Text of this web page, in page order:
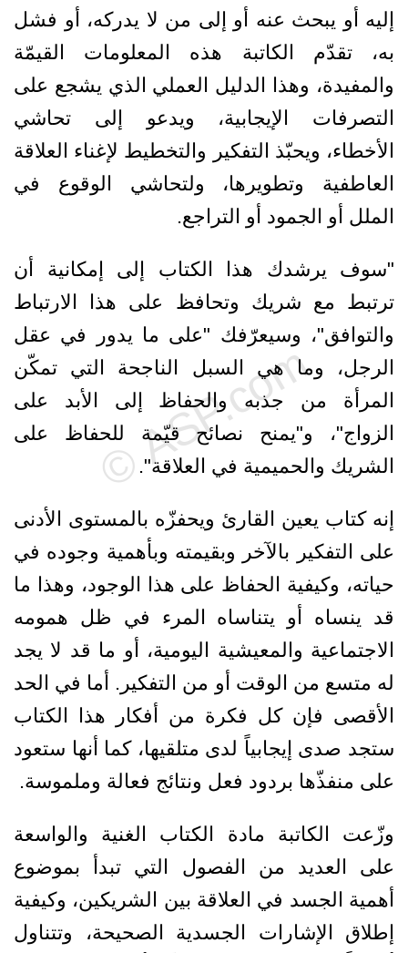
إليه أو يبحث عنه أو إلى من لا يدركه، أو فشل
به، تقدّم الكاتبة هذه المعلومات القيمّة
والمفيدة، وهذا الدليل العملي الذي يشجع على
التصرفات الإيجابية، ويدعو إلى تحاشي
الأخطاء، ويحبّذ التفكير والتخطيط لإغناء العلاقة
العاطفية وتطويرها، ولتحاشي الوقوع في
الملل أو الجمود أو التراجع.
"سوف يرشدك هذا الكتاب إلى إمكانية أن
ترتبط مع شريك وتحافظ على هذا الارتباط
والتوافق"، وسيعرّفك "على ما يدور في عقل
الرجل، وما هي السبل الناجحة التي تمكّن
المرأة من جذبه والحفاظ إلى الأبد على
الزواج"، و"يمنح نصائح قيّمة للحفاظ على
الشريك والحميمية في العلاقة".
إنه كتاب يعين القارئ ويحفزّه بالمستوى الأدنى
على التفكير بالآخر وبقيمته وبأهمية وجوده في
حياته، وكيفية الحفاظ على هذا الوجود، وهذا ما
قد ينساه أو يتناساه المرء في ظل همومه
الاجتماعية والمعيشية اليومية، أو ما قد لا يجد
له متسع من الوقت أو من التفكير. أما في الحد
الأقصى فإن كل فكرة من أفكار هذا الكتاب
ستجد صدى إيجابياً لدى متلقيها، كما أنها ستعود
على منفذّها بردود فعل ونتائج فعالة وملموسة.
وزّعت الكاتبة مادة الكتاب الغنية والواسعة
على العديد من الفصول التي تبدأ بموضوع
أهمية الجسد في العلاقة بين الشريكين، وكيفية
إطلاق الإشارات الجسدية الصحيحة، وتتناول